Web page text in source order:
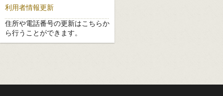
利用者情報更新
住所や電話番号の更新はこちらか
ら行うことができます。